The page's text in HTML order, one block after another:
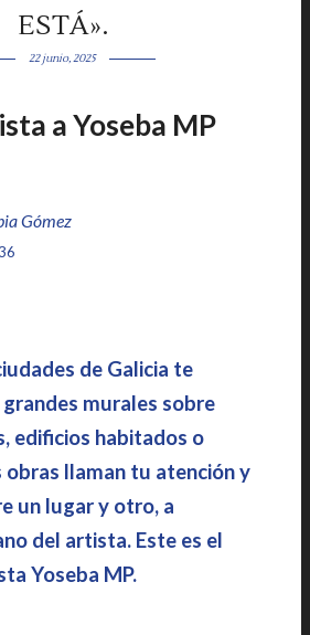
ESTÁ».
22 junio, 2025
a Yoseba MP
Gómez
de Galicia te
murales sobre
edificios habitados o
obras llaman tu atención y
un lugar y otro, a
del artista. Este es el
Yoseba MP.